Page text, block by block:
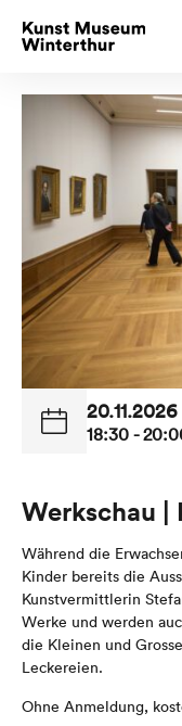
20.11.2026
18:30 -
Werkschau |
Während die
Kinder bereits die
Kunstvermittlerin
Werke und werden
die Kleinen und
Leckereien.
Ohne Anmeldung,